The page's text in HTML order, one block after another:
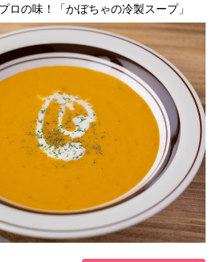
ロの味！「かぼちゃの冷製スープ」